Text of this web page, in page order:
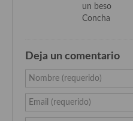
un beso
Concha
Deja un comentario
Nombre (requerido)
Email (requerido)